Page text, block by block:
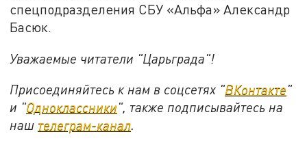
спецподразделения СБУ «Альфа» Александр
Басюк.
Уважаемые читатели "Царьграда"!
Присоединяйтесь к нам в соцсетях "ВКонтакте"
и "Одноклассники", также подписывайтесь на
наш телеграм-канал.